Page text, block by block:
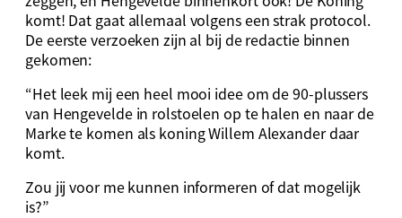
komt! Dat gaat allemaal volgens een strak protocol.
De eerste verzoeken zijn al bij de redactie binnen
gekomen:
“Het leek mij een heel mooi idee om de 90-plussers
van Hengevelde in rolstoelen op te halen en naar de
Marke te komen als koning Willem Alexander daar
komt.
Zou jij voor me kunnen informeren of dat mogelijk
is?”